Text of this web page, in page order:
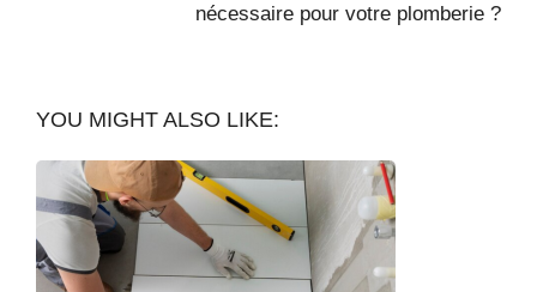
nécessaire pour votre plomberie ?
YOU MIGHT ALSO LIKE: